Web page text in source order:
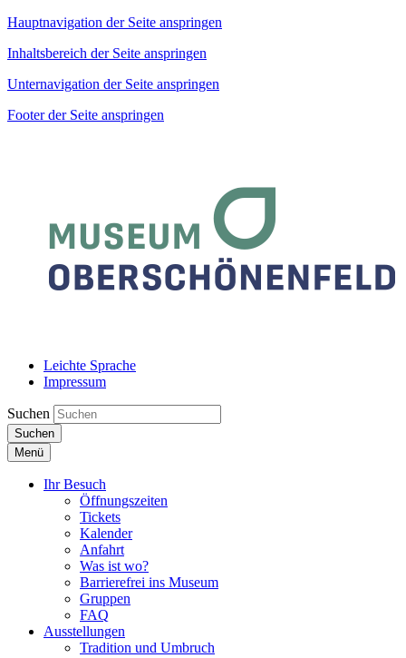
Hauptnavigation der Seite anspringen
Inhaltsbereich der Seite anspringen
Unternavigation der Seite anspringen
Footer der Seite anspringen
Leichte Sprache
Impressum
Suchen
Suchen
Menü
Ihr Besuch
Öffnungszeiten
Tickets
Kalender
Anfahrt
Was ist wo?
Barrierefrei ins Museum
Gruppen
FAQ
Ausstellungen
Tradition und Umbruch